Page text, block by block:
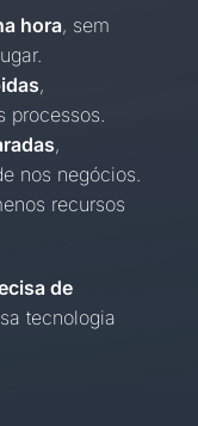
hora, sem
,
processos.
,
nos negócios.
recursos
de
tecnologia